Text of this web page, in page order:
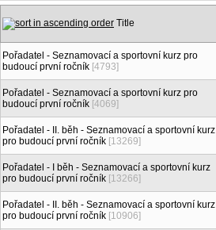
Title
Pořadatel - Seznamovací a sportovní kurz pro
budoucí první ročník [4793]
Pořadatel - Seznamovací a sportovní kurz pro
budoucí první ročník [4069]
Pořadatel - II. běh - Seznamovací a sportovní kurz
pro budoucí první ročník [13269]
Pořadatel - I běh - Seznamovací a sportovní kurz
pro budoucí první ročník [13266]
Pořadatel - II. běh - Seznamovací a sportovní kurz
pro budoucí první ročník [10906]